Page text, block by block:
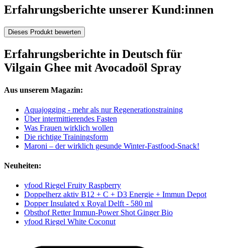
Erfahrungsberichte unserer Kund:innen
Dieses Produkt bewerten
Erfahrungsberichte in Deutsch für
Vilgain Ghee mit Avocadoöl Spray
Aus unserem Magazin:
Aquajogging - mehr als nur Regenerationstraining
Über intermittierendes Fasten
Was Frauen wirklich wollen
Die richtige Trainingsform
Maroni – der wirklich gesunde Winter-Fastfood-Snack!
Neuheiten:
yfood Riegel Fruity Raspberry
Doppelherz aktiv B12 + C + D3 Energie + Immun Depot
Dopper Insulated x Royal Delft - 580 ml
Obsthof Retter Immun-Power Shot Ginger Bio
yfood Riegel White Coconut